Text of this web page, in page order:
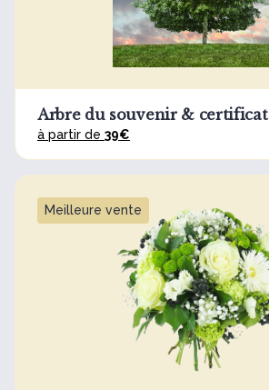
Arbre du souvenir & certificat
à partir de 39€
Meilleure vente